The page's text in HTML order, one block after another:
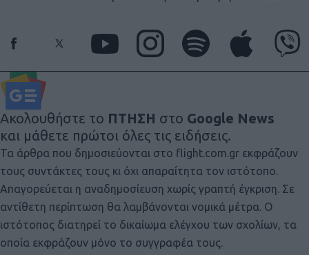
Ακολουθήστε το ΠΤΗΣΗ στο Google News
και μάθετε πρώτοι όλες τις ειδήσεις.
Τα άρθρα που δημοσιεύονται στο flight.com.gr εκφράζουν
τους συντάκτες τους κι όχι απαραίτητα τον ιστότοπο.
Απαγορεύεται η αναδημοσίευση χωρίς γραπτή έγκριση. Σε
αντίθετη περίπτωση θα λαμβάνονται νομικά μέτρα. Ο
ιστότοπος διατηρεί το δικαίωμα ελέγχου των σχολίων, τα
οποία εκφράζουν μόνο το συγγραφέα τους.